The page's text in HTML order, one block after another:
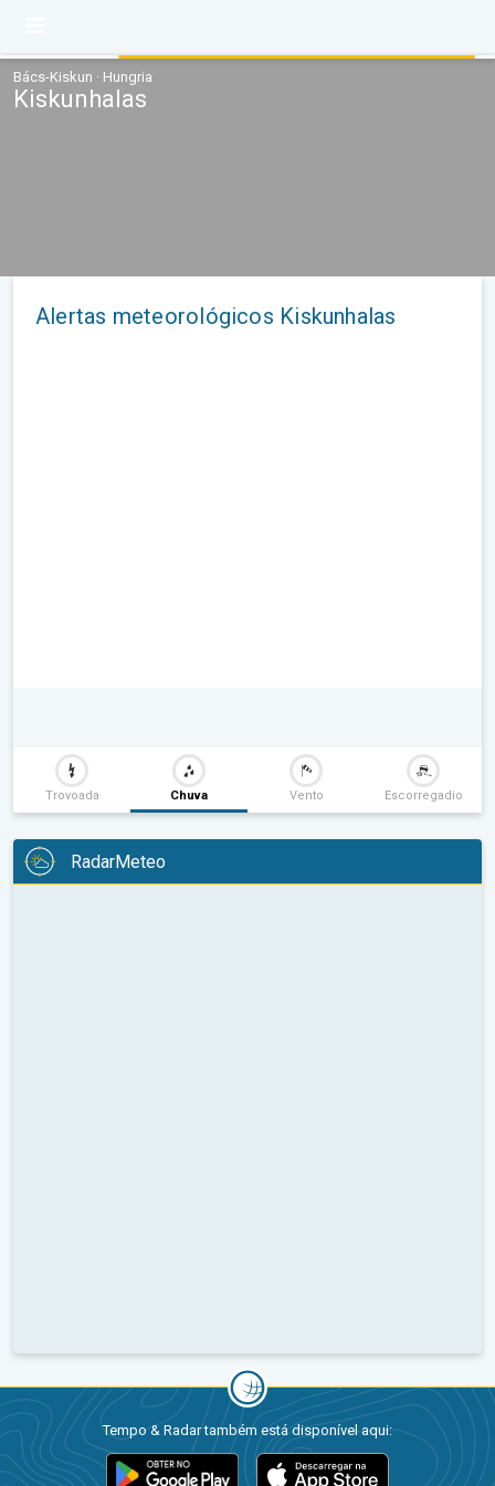
Bács-Kiskun · Hungria
Kiskunhalas
Alertas meteorológicos Kiskunhalas
Trovoada Chuva Vento Escorregadio
RadarMeteo
Tempo & Radar também está disponível aqui: